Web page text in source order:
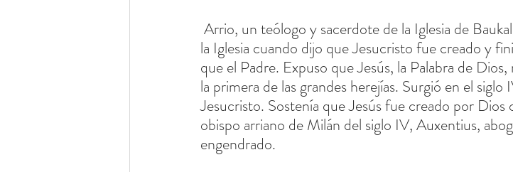
la Iglesia cuando dijo que Jesucristo fue creado y
que el Padre. Expuso que Jesús, la Palabra de
la primera de las grandes herejías. Surgió en el
Jesucristo. Sostenía que Jesús fue creado por
obispo arriano de Milán del siglo IV, Auxentius,
engendrado.